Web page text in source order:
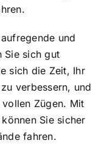
und
Sie sich gut
sich die Zeit, Ihr
verbessern, und
Zügen. Mit
Sie sicher
fahren.